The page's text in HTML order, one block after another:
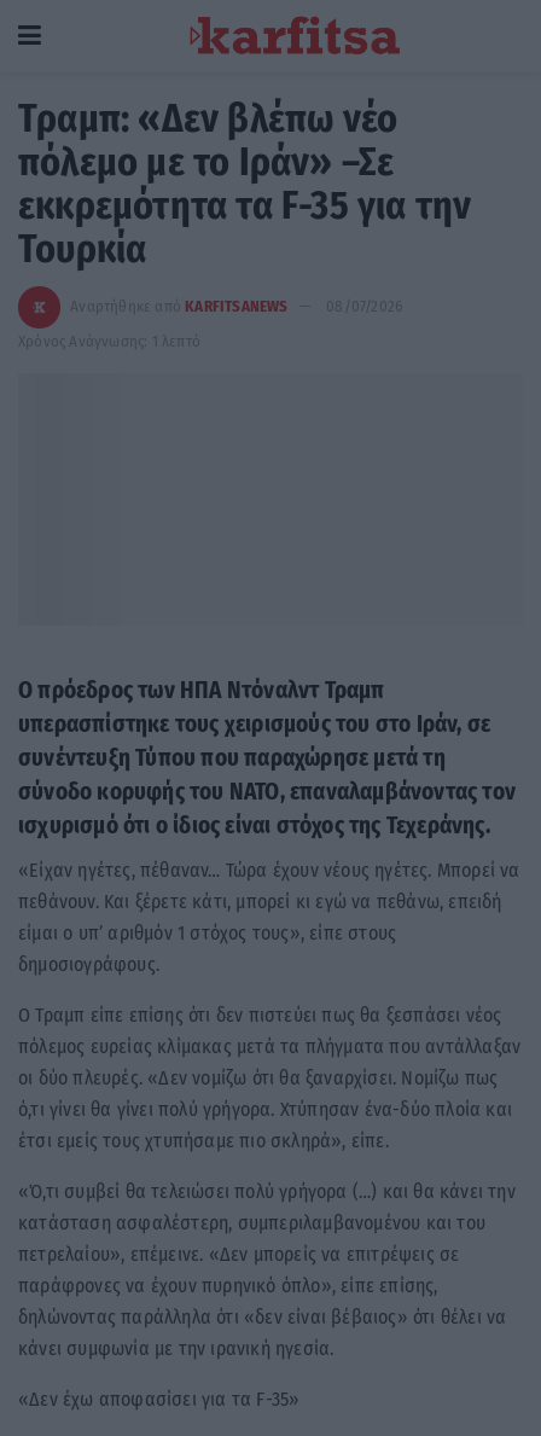
Τραμπ: «Δεν βλέπω νέο
πόλεμο με το Ιράν» –Σε
εκκρεμότητα τα F-35 για την
Τουρκία
Αναρτήθηκε από KARFITSANEWS
08/07/2026
Χρόνος Ανάγνωσης: 1 λεπτό
Ο πρόεδρος των ΗΠΑ Ντόναλντ Τραμπ
υπερασπίστηκε τους χειρισμούς του στο Ιράν, σε
συνέντευξη Τύπου που παραχώρησε μετά τη
σύνοδο κορυφής του ΝΑΤΟ, επαναλαμβάνοντας τον
ισχυρισμό ότι ο ίδιος είναι στόχος της Τεχεράνης.
«Είχαν ηγέτες, πέθαναν… Τώρα έχουν νέους ηγέτες. Μπορεί να
πεθάνουν. Και ξέρετε κάτι, μπορεί κι εγώ να πεθάνω, επειδή
είμαι ο υπ’ αριθμόν 1 στόχος τους», είπε στους
δημοσιογράφους.
Ο Τραμπ είπε επίσης ότι δεν πιστεύει πως θα ξεσπάσει νέος
πόλεμος ευρείας κλίμακας μετά τα πλήγματα που αντάλλαξαν
οι δύο πλευρές. «Δεν νομίζω ότι θα ξαναρχίσει. Νομίζω πως
ό,τι γίνει θα γίνει πολύ γρήγορα. Χτύπησαν ένα-δύο πλοία και
έτσι εμείς τους χτυπήσαμε πιο σκληρά», είπε.
«Ό,τι συμβεί θα τελειώσει πολύ γρήγορα (…) και θα κάνει την
κατάσταση ασφαλέστερη, συμπεριλαμβανομένου και του
πετρελαίου», επέμεινε. «Δεν μπορείς να επιτρέψεις σε
παράφρονες να έχουν πυρηνικό όπλο», είπε επίσης,
δηλώνοντας παράλληλα ότι «δεν είναι βέβαιος» ότι θέλει να
κάνει συμφωνία με την ιρανική ηγεσία.
«Δεν έχω αποφασίσει για τα F-35»